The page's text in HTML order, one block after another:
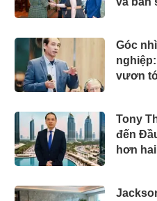
Góc
vươn
Tony
đến
hơn